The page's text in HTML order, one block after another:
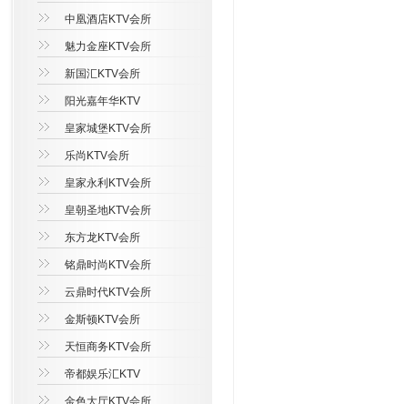
中凰酒店KTV会所
魅力金座KTV会所
新国汇KTV会所
阳光嘉年华KTV
皇家城堡KTV会所
乐尚KTV会所
皇家永利KTV会所
皇朝圣地KTV会所
东方龙KTV会所
铭鼎时尚KTV会所
云鼎时代KTV会所
金斯顿KTV会所
天恒商务KTV会所
帝都娱乐汇KTV
金色大厅KTV会所